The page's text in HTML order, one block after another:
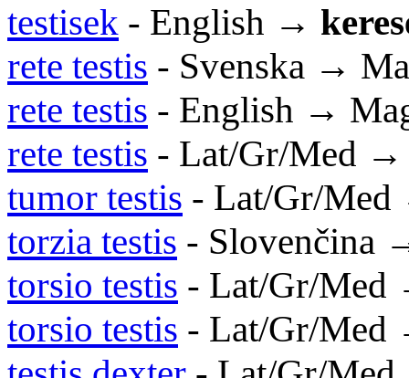
testisek - English →
rete testis - Svenska →
rete testis - English →
rete testis - Lat/Gr/Med →
tumor testis - Lat/Gr/
torzia testis - Slovenčina
torsio testis - Lat/Gr/
torsio testis - Lat/Gr/Med